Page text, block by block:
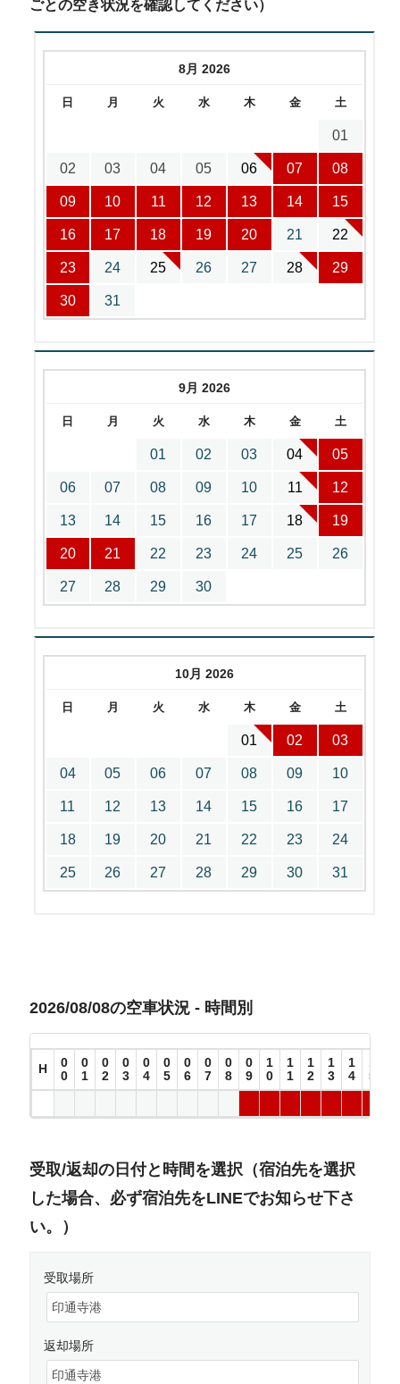
ごとの空き状況を確認してください）
8月 2026
日 月 火 水 木 金 土
01
02 03 04 05 06 07 08
09 10 11 12 13 14 15
16 17 18 19 20 21 22
23 24 25 26 27 28 29
30 31
9月 2026
日 月 火 水 木 金 土
01 02 03 04 05
06 07 08 09 10 11 12
13 14 15 16 17 18 19
20 21 22 23 24 25 26
27 28 29 30
10月 2026
日 月 火 水 木 金 土
01 02 03
04 05 06 07 08 09 10
11 12 13 14 15 16 17
18 19 20 21 22 23 24
25 26 27 28 29 30 31
2026/08/08の空車状況 - 時間別
H
0
0
0
1
0
2
0
3
0
4
0
5
0
6
0
7
0
8
0
9
1
0
1
1
1
2
1
3
1
4
1
5
受取/返却の日付と時間を選択（宿泊先を選択
した場合、必ず宿泊先をLINEでお知らせ下さ
い。）
受取場所
返却場所